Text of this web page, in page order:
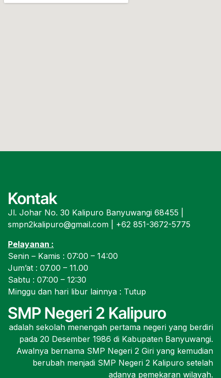
Kontak
Jl. Johar No. 30 Kalipuro Banyuwangi 68455 |
smpn2kalipuro@gmail.com | +62 851-3672-5775
Pelayanan :
Senin – Kamis : 07:00 – 14:00
Jum’at : 07.00 – 11.00
Sabtu : 07:00 – 12:30
Minggu dan hari libur lainnya : Tutup
SMP Negeri 2 Kalipuro
adalah sekolah menengah pertama negeri yang berdiri
pada 20 Desember 1986 di Kabupaten Banyuwangi.
Awalnya bernama SMP Negeri 2 Giri yang kemudian
berubah menjadi SMP Negeri 2 Kalipuro setelah
adanya pemekaran wilayah.